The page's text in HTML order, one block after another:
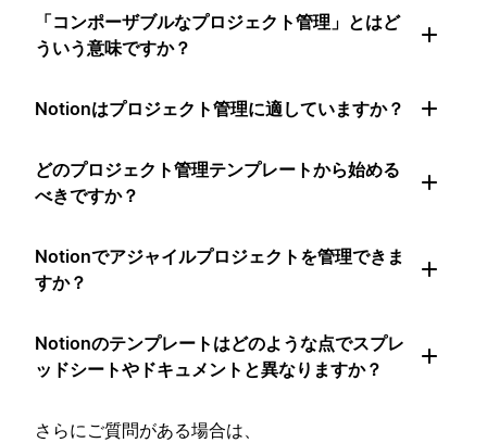
「コンポーザブルなプロジェクト管理」とはど
ういう意味ですか？
Notionはプロジェクト管理に適していますか？
どのプロジェクト管理テンプレートから始める
べきですか？
Notionでアジャイルプロジェクトを管理できま
すか？
Notionのテンプレートはどのような点でスプレ
ッドシートやドキュメントと異なりますか？
さらにご質問がある場合は、